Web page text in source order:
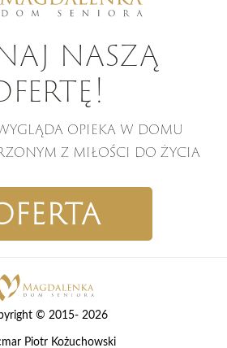
naszą
opieka w domu
z miłości do życia
© 2015- 2026
Piotr Kożuchowski